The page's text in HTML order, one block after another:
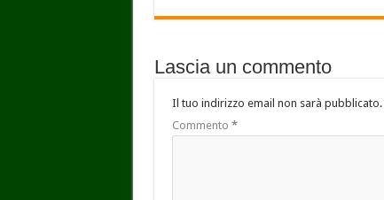
Lascia un commento
Il tuo indirizzo email non sarà pubblicato.
Commento *